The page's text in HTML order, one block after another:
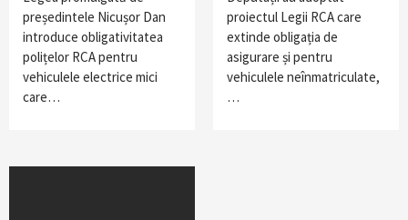
președintele Nicușor Dan
introduce obligativitatea
polițelor RCA pentru
vehiculele electrice mici
care…
proiectul Legii RCA care
extinde obligația de
asigurare și pentru
vehiculele neînmatriculate,
…